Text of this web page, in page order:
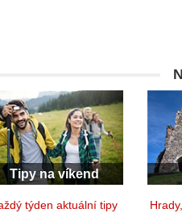
Tipy na víkend
týden aktuální tipy